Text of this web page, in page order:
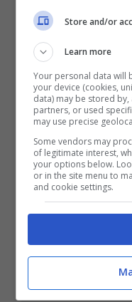
Antonino
innamorato:
Store and/or
Learn more
Your personal data will
your device (cookies,
data) may be stored
partners, or used
may use precise
Some vendors may
of legitimate interest,
your options below.
or in the site menu to
and cookie settings.